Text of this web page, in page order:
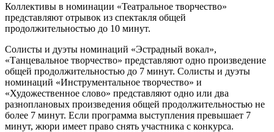
Коллективы в номинации «Театральное творчество»
представляют отрывок из спектакля общей
продолжительностью до 10 минут.
Солисты и дуэты номинаций «Эстрадный вокал»,
«Танцевальное творчество» представляют одно произведение
общей продолжительностью до 7 минут. Солисты и дуэты
номинаций «Инструментальное творчество» и
«Художественное слово» представляют одно или два
разноплановых произведения общей продолжительностью не
более 7 минут. Если программа выступления превышает 7
минут, жюри имеет право снять участника с конкурса.